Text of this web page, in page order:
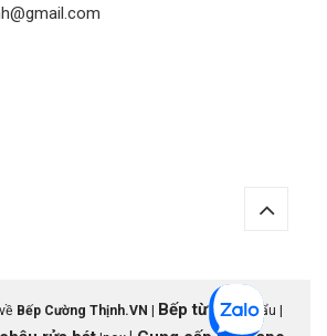
Bếp Cường Thịnh.VN Bếp từ nhập khẩu |